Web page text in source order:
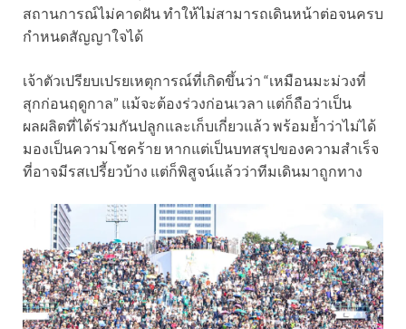
สถานการณ์ไม่คาดฝัน ทำให้ไม่สามารถเดินหน้าต่อจนครบ
กำหนดสัญญาใจได้
เจ้าตัวเปรียบเปรยเหตุการณ์ที่เกิดขึ้นว่า “เหมือนมะม่วงที่
สุกก่อนฤดูกาล” แม้จะต้องร่วงก่อนเวลา แต่ก็ถือว่าเป็น
ผลผลิตที่ได้ร่วมกันปลูกและเก็บเกี่ยวแล้ว พร้อมย้ำว่าไม่ได้
มองเป็นความโชคร้าย หากแต่เป็นบทสรุปของความสำเร็จ
ที่อาจมีรสเปรี้ยวบ้าง แต่ก็พิสูจน์แล้วว่าทีมเดินมาถูกทาง